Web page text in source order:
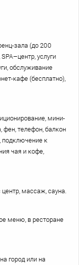
зала (до 200
услуги
обслуживание
кафе (бесплатно),
мини-
фен, телефон, балкон
подключение к
чая и кофе,
массаж, сауна.
меню, в ресторане
город или на